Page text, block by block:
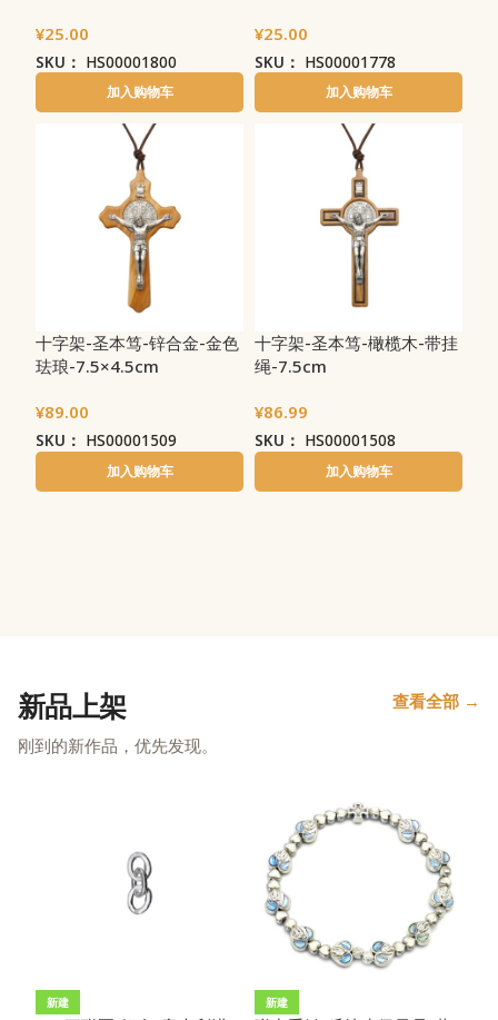
¥25.00
SKU： HS00001800
加入购物车
¥25.00
SKU： HS00001778
加入购物车
十字架-圣本笃-锌合金-金色
珐琅-7.5×4.5cm
¥89.00
SKU： HS00001509
加入购物车
十字架-圣本笃-橄榄木-带挂
绳-7.5cm
¥86.99
SKU： HS00001508
加入购物车
新品上架
刚到的新作品，优先发现。
查看全部 →
新建 新建